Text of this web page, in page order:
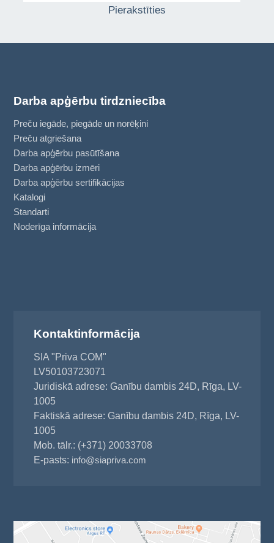
Pierakstīties
Darba apģērbu tirdzniecība
Preču iegāde, piegāde un norēķini
Preču atgriešana
Darba apģērbu pasūtīšana
Darba apģērbu izmēri
Darba apģērbu sertifikācijas
Katalogi
Standarti
Noderīga informācija
Kontaktinformācija
SIA "Priva COM"
LV50103723071
Juridiskā adrese: Ganību dambis 24D, Rīga, LV-
1005
Faktiskā adrese: Ganību dambis 24D, Rīga, LV-
1005
Mob. tālr.: (+371) 20033708
E-pasts: info@siapriva.com